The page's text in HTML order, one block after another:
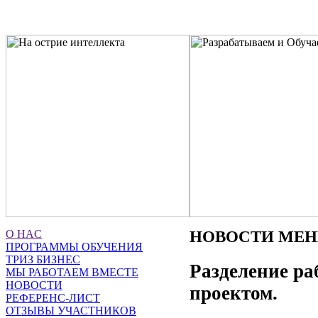
O НАC
ПРОГРАММЫ ОБУЧЕНИЯ
ТРИЗ БИЗНЕС
МЫ РАБОТАЕМ ВМЕСТЕ
НОВОСТИ
РЕФЕРЕНС-ЛИСТ
ОТЗЫВЫ УЧАСТНИКОВ
НОВОСТИ
Разделение
проектом.